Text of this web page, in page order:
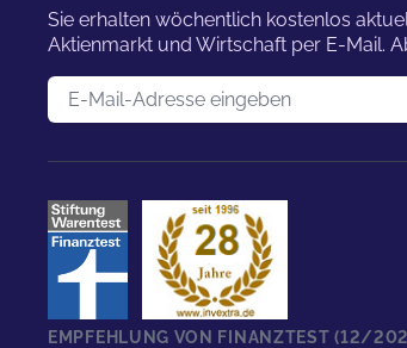
Sie erhalten wöchentlich kostenlos
Aktienmarkt und Wirtschaft per E-Mail.
E-Mail-Adresse
EMPFEHLUNG VON FINANZTEST (12/